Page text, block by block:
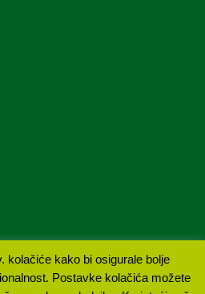
d.o.o. 2019. Izrada:
kolačiće kako bi osigurale bolje
Postavke kolačića možete